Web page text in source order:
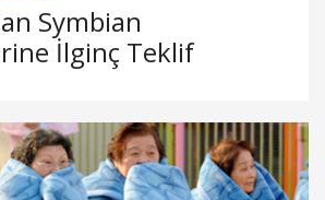
Symbian
İlginç Teklif